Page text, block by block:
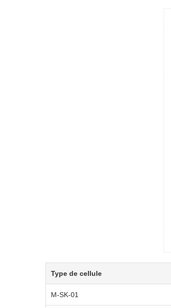
Type de cellule
M-SK-01